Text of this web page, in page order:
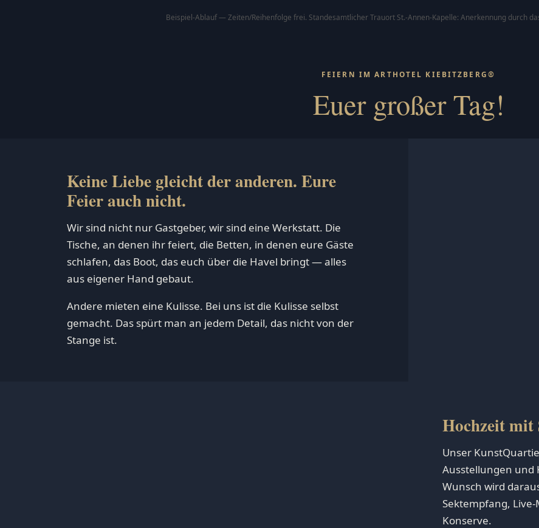
Beispiel-Ablauf — Zeiten/Reihenfolge frei. Standesamtlicher Trauort St.-Annen-Kapelle: Anerkennung durch
FEIERN IM ARTHOTEL KIEBITZBERG®
Euer großer Tag!
Keine Liebe gleicht der anderen. Eure
Feier auch nicht.
Wir sind nicht nur Gastgeber, wir sind eine Werkstatt. Die
Tische, an denen ihr feiert, die Betten, in denen eure Gäste
schlafen, das Boot, das euch über die Havel bringt — alles
aus eigener Hand gebaut.
Andere mieten eine Kulisse. Bei uns ist die Kulisse selbst
gemacht. Das spürt man an jedem Detail, das nicht von der
Stange ist.
Hochzeit mit
Unser
Ausstellungen und
Wunsch wird
Sektempfang,
Konserve.